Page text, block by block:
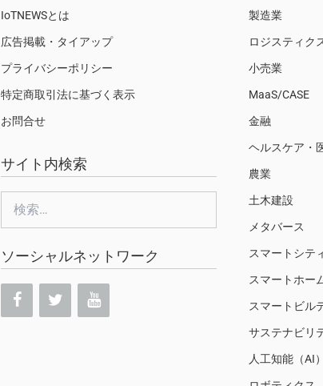
IoTNEWSとは
広告掲載・タイアップ
プライバシーポリシー
特定商取引法に基づく表示
お問合せ
サイト内検索
ソーシャルネットワーク
製造業
ロジスティク
小売業
MaaS/CASE
金融
ヘルスケア・
農業
土木建設
メタバース
スマートシテ
スマートホー
スマートビル
サステナビリ
人工知能（AI）